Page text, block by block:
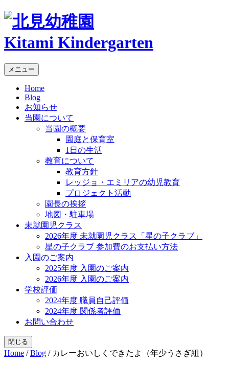
Kitami Kindergarten
メニュー
Home
Blog
お知らせ
当園について
当園の概要
園庭と保育室
1日の生活
教育について
教育方針
レッジョ・エミリアの幼児教育
プロジェクト活動
園長の挨拶
地図・駐車場
未就園児クラス
2026年度 未就園児クラス「星の子クラブ」
星の子クラブ 参加費のお支払い方法
入園のご案内
2025年度 入園のご案内
2026年度 入園のご案内
学校評価
2024年度 職員自己評価
2024年度 関係者評価
お問い合わせ
閉じる
Home /Blog / カレーおいしくできたよ（年少うさぎ組）